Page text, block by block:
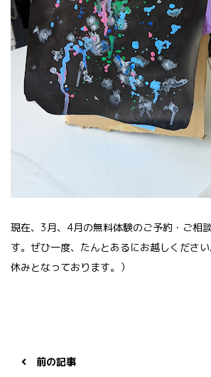
現在、3月、4月の無料体験のご予約・ご相
す。ぜひ一度、たんとあるにお越しくださ
休みとなっております。）
前の記事